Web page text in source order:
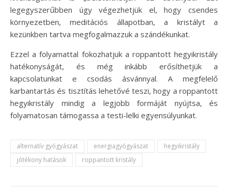
legegyszerűbben úgy végezhetjük el, hogy csendes
környezetben, meditációs állapotban, a kristályt a
kezünkben tartva megfogalmazzuk a szándékunkat.
Ezzel a folyamattal fokozhatjuk a roppantott hegyikristály
hatékonyságát, és még inkább erősíthetjük a
kapcsolatunkat e csodás ásvánnyal. A megfelelő
karbantartás és tisztítás lehetővé teszi, hogy a roppantott
hegyikristály mindig a legjobb formáját nyújtsa, és
folyamatosan támogassa a testi-lelki egyensúlyunkat.
alternatív gyógyászat energiagyógyászat
hegyikristály
jótékony hatások
roppantott kristály